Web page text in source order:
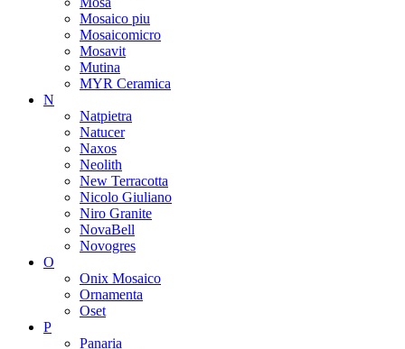
Mosaico piu
Mosaicomicro
Mosavit
Mutina
MYR Ceramica
N
Natpietra
Natucer
Naxos
Neolith
New Terracotta
Nicolo Giuliano
Niro Granite
NovaBell
Novogres
O
Onix Mosaico
Ornamenta
Oset
P
Panaria